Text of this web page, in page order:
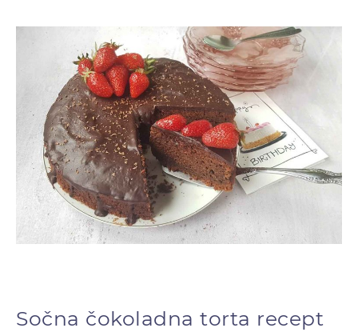
Sočna čokoladna torta recept